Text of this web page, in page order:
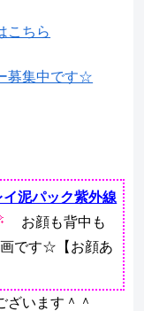
こちら
募集中です☆
泥パック紫外線
お顔も背中も
です☆【お顔あ
ざいます＾＾